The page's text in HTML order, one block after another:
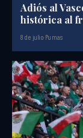
Adiós al
histórica al
8 de julio·Pumas